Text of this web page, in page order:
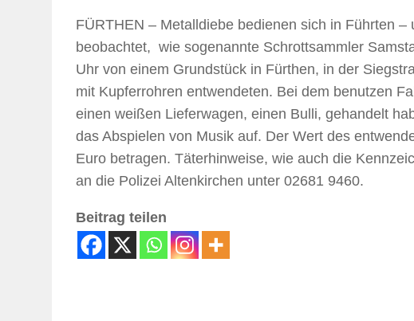
FÜRTHEN – Metalldiebe bedienen sich in Führten –
beobachtet, wie sogenannte Schrottsammler
Uhr von einem Grundstück in Fürthen, in der
mit Kupferrohren entwendeten. Bei dem benutzen
einen weißen Lieferwagen, einen Bulli, gehandelt
das Abspielen von Musik auf. Der Wert des
Euro betragen. Täterhinweise, wie auch die
an die Polizei Altenkirchen unter 02681 9460.
Beitrag teilen